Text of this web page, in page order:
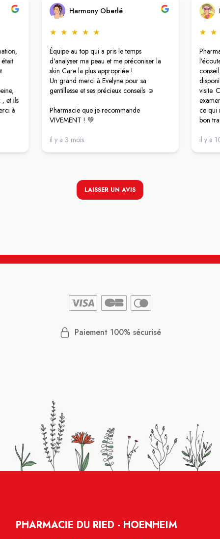
, et ils
à
Harmony Oberlé
★ ★ ★ ★ ★
Équipe au top qui a pris le temps
d'analyser ma peau et me préconiser la
skin Care la plus appropriée !
Un grand merci à Evelyne pour sa
gentillesse et ses précieux conseils ☺️
Pharmacie que je recommande
VIVEMENT ! 💚
il y a 3 mois
★ ★
visite.
ce qui
bon
il y a
LAISSER UN AVIS
Paiement 100% sécurisé
PHARMACIE DU RIED - HOENHEIM